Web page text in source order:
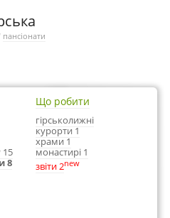
пансіонати
15
8
Що робити
гірськолижні
курорти 1
храми 1
монастирі 1
звіти 2new